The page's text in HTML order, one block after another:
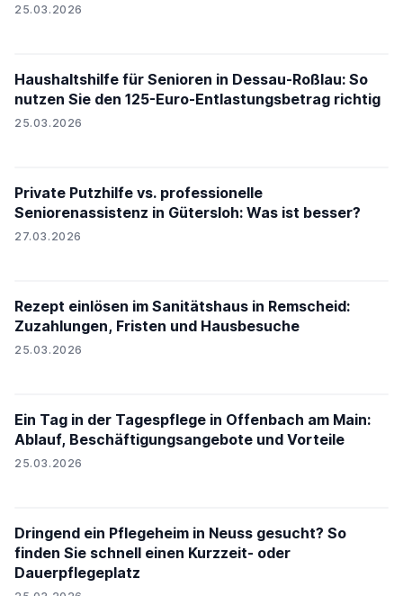
25.03.2026
Haushaltshilfe für Senioren in Dessau-Roßlau: So
nutzen Sie den 125-Euro-Entlastungsbetrag richtig
25.03.2026
Private Putzhilfe vs. professionelle
Seniorenassistenz in Gütersloh: Was ist besser?
27.03.2026
Rezept einlösen im Sanitätshaus in Remscheid:
Zuzahlungen, Fristen und Hausbesuche
25.03.2026
Ein Tag in der Tagespflege in Offenbach am Main:
Ablauf, Beschäftigungsangebote und Vorteile
25.03.2026
Dringend ein Pflegeheim in Neuss gesucht? So
finden Sie schnell einen Kurzzeit- oder
Dauerpflegeplatz